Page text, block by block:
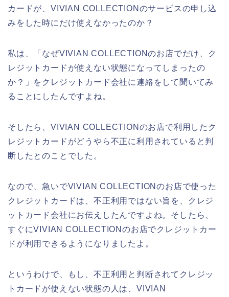
カードが、VIVIAN COLLECTIONのサービスの申し込
みをした時にだけ使えなかったのか？
私は、「なぜVIVIAN COLLECTIONのお店でだけ、ク
レジットカードが使えない状態になってしまったの
か？」をクレジットカード会社に連絡をして聞いてみ
ることにしたんですよね。
そしたら、VIVIAN COLLECTIONのお店で利用したク
レジットカードがどうやら不正に利用されていると判
断したとのことでした。
なので、急いでVIVIAN COLLECTIONのお店で使った
クレジットカードは、不正利用ではない旨を、クレジ
ットカード会社にお伝えしたんですよね。そしたら、
すぐにVIVIAN COLLECTIONのお店でクレジットカー
ドが利用できるようになりましたよ。
というわけで、もし、不正利用と判断されてクレジッ
トカードが使えない状態の人は、VIVIAN